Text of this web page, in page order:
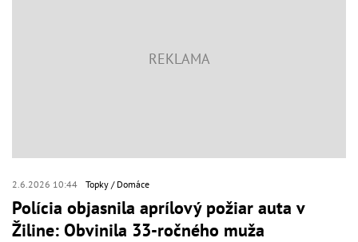
2.6.2026 10:44 Topky Domáce
Polícia objasnila aprílový požiar auta v
Žiline: Obvinila 33-ročného muža